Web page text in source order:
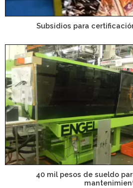
Subsidios para
40 mil pesos de sueldo